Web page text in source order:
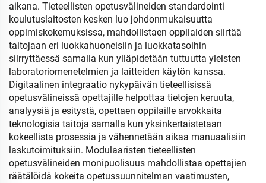
aikana. Tieteellisten opetusvälineiden standardointi
koulutuslaitosten kesken luo johdonmukaisuutta
oppimiskokemuksissa, mahdollistaen oppilaiden siirtää
taitojaan eri luokkahuoneisiin ja luokkatasoihin
siirryttäessä samalla kun ylläpidetään tuttuutta yleisten
laboratoriomenetelmien ja laitteiden käytön kanssa.
Digitaalinen integraatio nykypäivän tieteellisissä
opetusvälineissä opettajille helpottaa tietojen keruuta,
analyysiä ja esitystä, opettaen oppilaille arvokkaita
teknologisia taitoja samalla kun yksinkertaistetaan
kokeellista prosessia ja vähennetään aikaa manuaalisiin
laskutoimituksiin. Modulaaristen tieteellisten
opetusvälineiden monipuolisuus mahdollistaa opettajien
räätälöidä kokeita opetussuunnitelman vaatimusten,